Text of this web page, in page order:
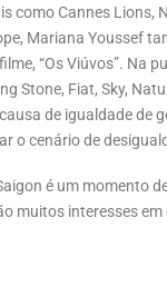
como Cannes Lions,
Mariana Youssef
“Os Viúvos”. Na
Stone, Fiat, Sky,
de igualdade de
o cenário de
é um momento
muitos interesses